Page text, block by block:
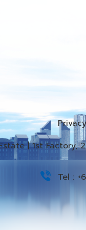
| 1st Factory,
Tel :